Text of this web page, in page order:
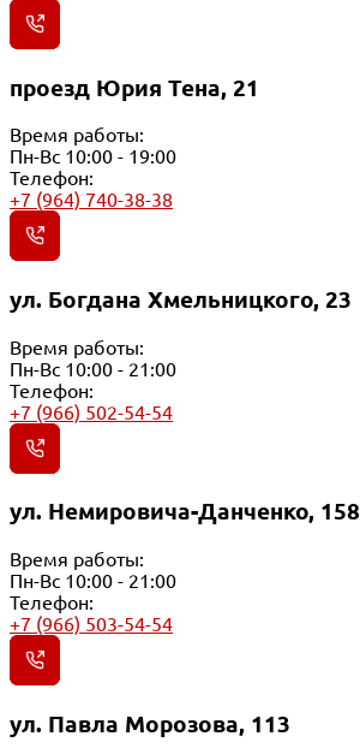
проезд Юрия Тена, 21
Время работы:
Пн-Вс 10:00 - 19:00
Телефон:
+7 (964) 740-38-38
ул. Богдана Хмельницкого, 23
Время работы:
Пн-Вс 10:00 - 21:00
Телефон:
+7 (966) 502-54-54
ул. Немировича-Данченко, 158
Время работы:
Пн-Вс 10:00 - 21:00
Телефон:
+7 (966) 503-54-54
ул. Павла Морозова, 113